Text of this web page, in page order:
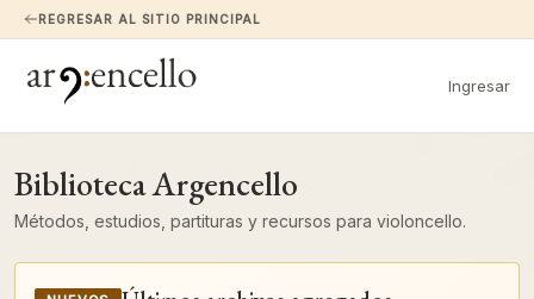
REGRESAR AL SITIO PRINCIPAL
Ingresar
Biblioteca Argencello
Métodos, estudios, partituras y recursos para violoncello.